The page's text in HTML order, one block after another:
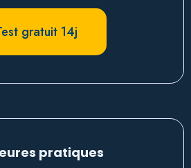
gratuit 14j
pratiques